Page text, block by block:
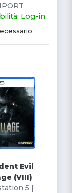
Log-in
Evil
(VIII)
5 |